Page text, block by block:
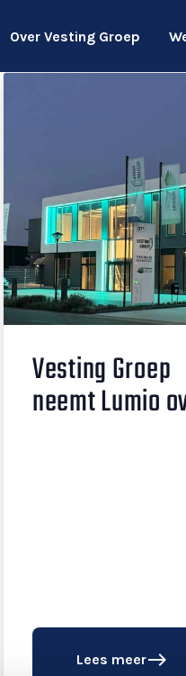
Over Vesting Groep
Vesting Groep
neemt Lumio
Lees meereast